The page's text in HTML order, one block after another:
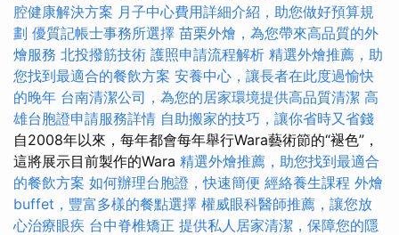
腔健康解決方案 月子中心費用詳細介紹，助您做好預算規
劃 優質記帳士事務所選擇 苗栗外燴，為您帶來高品質的外
燴服務 北投撥筋技術 護照申請流程解析 精選外燴推薦，助
您找到最適合的餐飲方案 安養中心，讓長者在此度過愉快
的晚年 台南清潔公司，為您的居家環境提供高品質清潔 高
雄台胞證申請服務詳情 自助搬家的技巧，讓你省時又省錢
自2008年以來，每年都會每年舉行Wara藝術節的“褪色”，
這將展示目前製作的Wara 精選外燴推薦，助您找到最適合
的餐飲方案 如何辦理台胞證，快速簡便 經絡養生課程 外燴
buffet，豐富多樣的餐點選擇 權威眼科醫師推薦，讓您放
心治療眼疾 台中脊椎矯正 提供私人居家清潔，保障您的隱